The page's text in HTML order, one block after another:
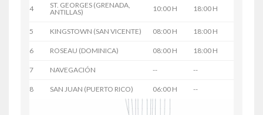
4
ST. GEORGES (GRENADA,
ANTILLAS)
10:00 H 18:00 H
5 KINGSTOWN (SAN VICENTE) 08:00 H 18:00 H
6 ROSEAU (DOMINICA) 08:00 H 18:00 H
7 NAVEGACIÓN -- --
8 SAN JUAN (PUERTO RICO) 06:00 H --